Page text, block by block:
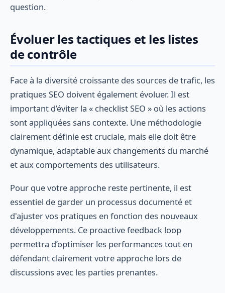
question.
Évoluer les tactiques et les listes
de contrôle
Face à la diversité croissante des sources de trafic, les
pratiques SEO doivent également évoluer. Il est
important d’éviter la « checklist SEO » où les actions
sont appliquées sans contexte. Une méthodologie
clairement définie est cruciale, mais elle doit être
dynamique, adaptable aux changements du marché
et aux comportements des utilisateurs.
Pour que votre approche reste pertinente, il est
essentiel de garder un processus documenté et
d'ajuster vos pratiques en fonction des nouveaux
développements. Ce proactive feedback loop
permettra d’optimiser les performances tout en
défendant clairement votre approche lors de
discussions avec les parties prenantes.